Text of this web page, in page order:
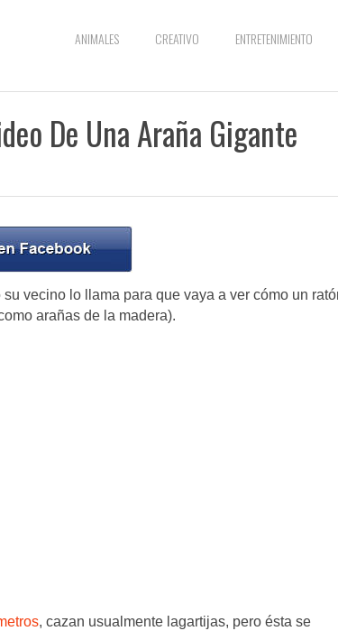
ANIMALES CREATIVO ENTRETENIMIENTO
De Una Araña Gigante
vecino lo llama para que vaya a ver cómo un
arañas de la madera).
, cazan usualmente lagartijas, pero ésta se